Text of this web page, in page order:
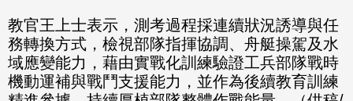
教官王上士表示，測考過程採連續狀況誘導與任
務轉換方式，檢視部隊指揮協調、舟艇操駕及水
域應變能力，藉由實戰化訓練驗證工兵部隊戰時
機動運補與戰鬥支援能力，並作為後續教育訓練